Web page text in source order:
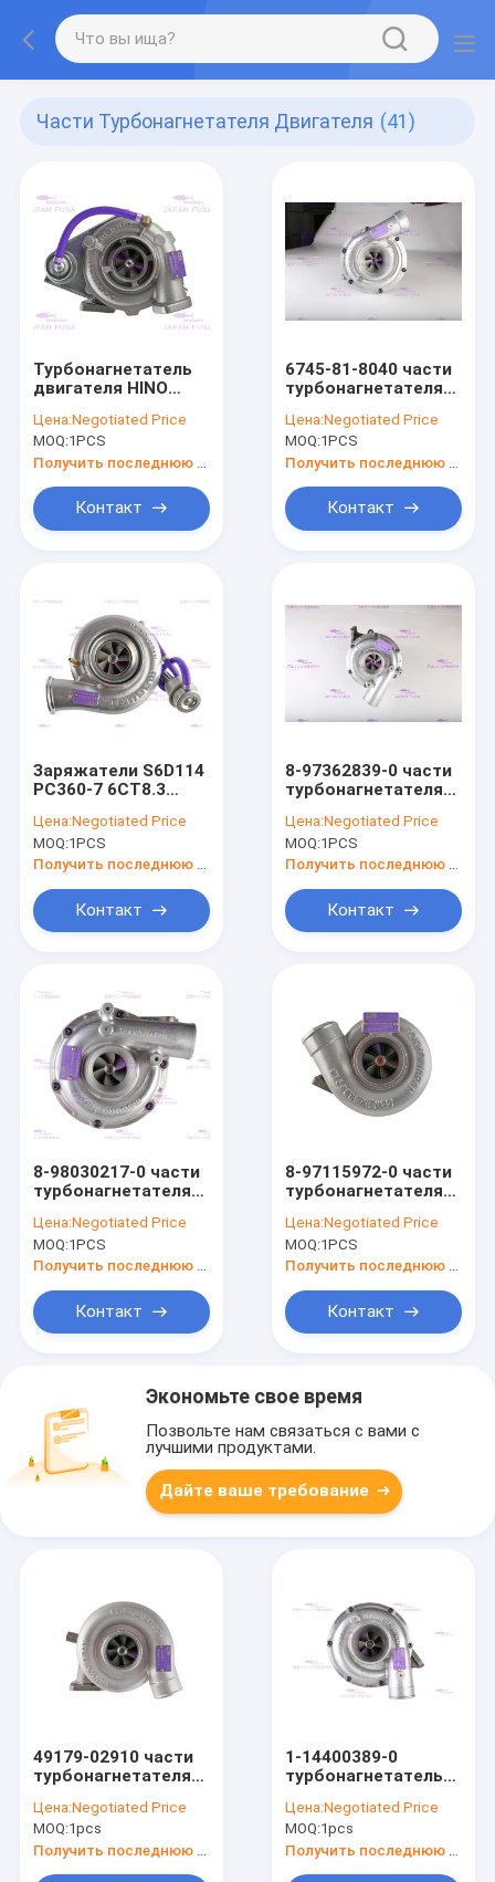
Части Турбонагнетателя Двигателя (41)
Турбонагнетатель
двигателя HINO
S1760-E0200
разделяет 24100-
4640 787846-5001
Цена:Negotiated Price
MOQ:1PCS
Контакт
6745-81-8040 части
турбонагнетателя
заряжатель PC300-
8 PC350-7 S6D114
KOMATSU Turbo
Цена:Negotiated Price
MOQ:1PCS
Контакт
Заряжатели S6D114
PC360-7 6CT8.3
6743-81-8040
4038421 4035653H
Цена:Negotiated Price
MOQ:1PCS
Контакт
8-97362839-0 части
турбонагнетателя
ISUZU 4HK1-TC
ZX240-3
Цена:Negotiated Price
MOQ:1PCS
Контакт
8-98030217-0 части
турбонагнетателя
для ISUZU 4HK1
SH240-3
Цена:Negotiated Price
MOQ:1PCS
Получить последнюю цену
Контакт
8-97115972-0 части
турбонагнетателя
ISUZU 4BG1T SK120-
5 EX120-5
Цена:Negotiated Price
MOQ:1PCS
Получить последнюю цену
Контакт
Экономьте свое время
Позвольте нам связаться с вами с
лучшими продуктами.
Дайте ваше требование
49179-02910 части
турбонагнетателя
Мицубиси C6.4
E320D
Цена:Negotiated Price
MOQ:1pcs
1-14400389-0
турбонагнетатель
ISUZU 6BG1T
Цена:Negotiated Price
MOQ:1pcs